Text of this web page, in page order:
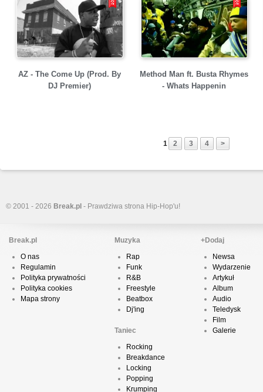
AZ - The Come Up (Prod. By
DJ Premier)
Method Man ft. Busta Rhymes
- Whats Happenin
1 2 3 4 >
© 2001 - 2026 Break.pl - Prawdziwa strona Hip-Hop'u!
Break.pl
O nas
Regulamin
Polityka prywatności
Polityka cookies
Mapa strony
Muzyka
Rap
Funk
R&B
Freestyle
Beatbox
Dj'ing
Taniec
Rocking
Breakdance
Locking
Popping
Krumping
+Dodaj
Newsa
Wydarzenie
Artykuł
Album
Audio
Teledysk
Film
Galerie